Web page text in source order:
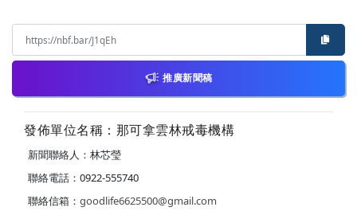
推廣新聞稿
發佈單位名稱：那可拿雲林戒毒機構
新聞聯絡人：林芯瑩
聯絡電話：0922-555740
聯絡信箱： goodlife6625500@gmail.com